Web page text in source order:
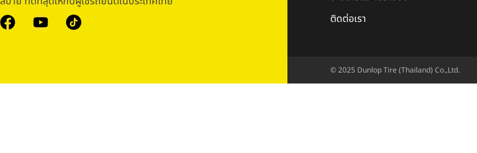
ติดต่อเรา
© 2025 Dunlop Tire (Thailand) Co.,Ltd.